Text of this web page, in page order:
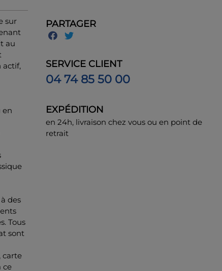
sur
au
actif,
en
des
Tous
sont
carte
ce
PARTAGER
SERVICE CLIENT
04 74 85 50 00
EXPÉDITION
en 24h, livraison chez vous ou en point de
retrait